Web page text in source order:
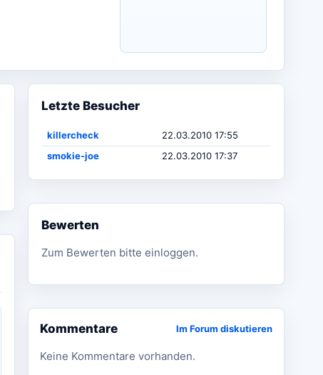
Letzte Besucher
killercheck
22.03.2010 17:55
smokie-joe
22.03.2010 17:37
Bewerten
Zum Bewerten bitte einloggen.
Kommentare Im Forum diskutieren
Keine Kommentare vorhanden.